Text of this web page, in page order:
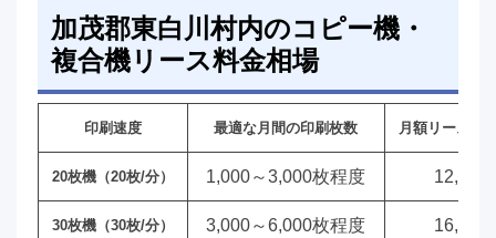
加茂郡東白川村内のコピー機・
複合機リース料金相場
印刷速度 最適な月間の印刷枚数 月額リース料
20枚機（20枚/分） 1,000～3,000枚程度 12,000
30枚機（30枚/分） 3,000～6,000枚程度 16,000